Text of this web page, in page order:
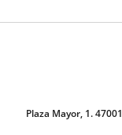
Plaza Mayor, 1.